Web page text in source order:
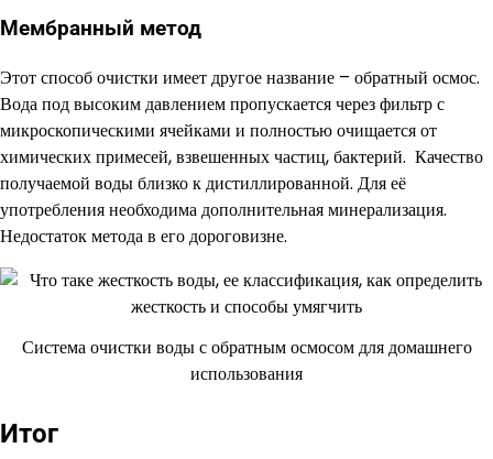
Мембранный метод
Этот способ очистки имеет другое название – обратный осмос.
Вода под высоким давлением пропускается через фильтр с
микроскопическими ячейками и полностью очищается от
химических примесей, взвешенных частиц, бактерий. Качество
получаемой воды близко к дистиллированной. Для её
употребления необходима дополнительная минерализация.
Недостаток метода в его дороговизне.
Система очистки воды с обратным осмосом для домашнего
использования
Итог